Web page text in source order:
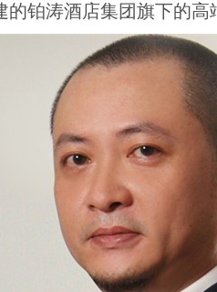
的铂涛酒店集团旗下的高